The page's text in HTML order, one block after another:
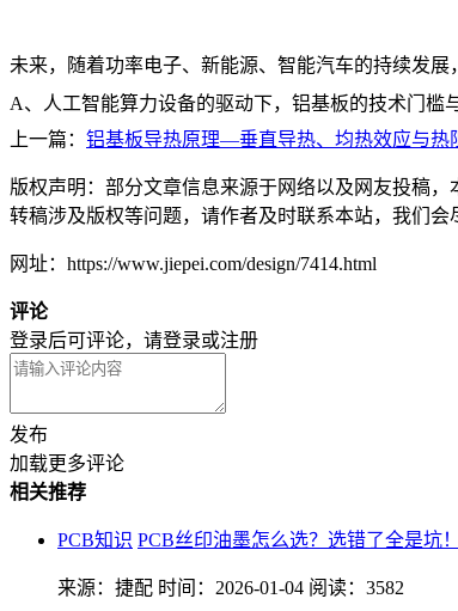
未来，随着功率电子、新能源、智能汽车的持续发
A、人工智能算力设备的驱动下，铝基板的技术门槛
上一篇： 铝基板导热原理—垂直导热、均热效应与热
版权声明：部分文章信息来源于网络以及网友投稿
转稿涉及版权等问题，请作者及时联系本站，我们会
网址：https://www.jiepei.com/design/7414.html
评论
登录后可评论，请登录或注册
发布
加载更多评论
相关推荐
PCB知识 PCB丝印油墨怎么选？选错了全是坑！
来源：捷配 时间：2026-01-04 阅读：3582